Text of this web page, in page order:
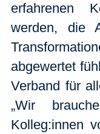
erfahrenen
werden, die
abgewertet
Verband für
„Wir
Kolleg:innen